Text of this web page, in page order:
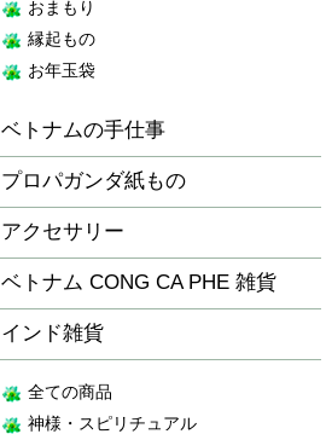
おまもり
縁起もの
お年玉袋
ベトナムの手仕事
プロパガンダ紙もの
アクセサリー
ベトナム CONG CA PHE 雑貨
インド雑貨
全ての商品
神様・スピリチュアル